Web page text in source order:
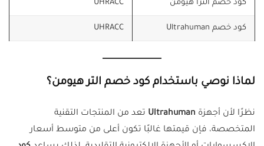
كود خصم الترا هيومن UHRACC
كود خصم Ultrahuman UHRACC
لماذا نوصي باستخدام كود خصم التر هيومن؟
نظرًا لأن أجهزة Ultrahuman تعد من المنتجات التقنية
المتخصصة، فإن قيمتها غالبًا تكون أعلى من متوسط أسعار